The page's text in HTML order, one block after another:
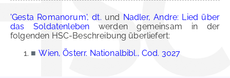
'Gesta Romanorum', dt. und Nadler, Andre: Lied über
das Soldatenleben werden gemeinsam in der
folgenden HSC-Beschreibung überliefert:
■ Wien, Österr. Nationalbibl., Cod. 3027